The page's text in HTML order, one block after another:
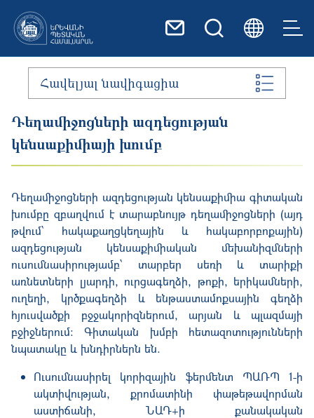
Հավելյալ նավիգացիա
Դեղամիջոցների ազդեցության
կենսաքիմիայի խումբ
Դեղամիջոցների ազդեցության կենսաքիմիա գիտական
խումբը զբաղվում է տարաբնույթ դեղամիջոցների (այդ
թվում՝ հակաքաղցկեղային և հակաբորբոքային)
ազդեցության կենսաքիմիական մեխանիզմների
ուսումնասիրությամբ՝ տարբեր սեռի և տարիքի
առնետների լյարդի, ուրցագեղձի, թոքի, երիկամների,
ուղեղի, կրծքագեղձի և ենթաստամոքսային գեղձի
հյուսվածքի բջջակորիզներում, արյան և պլազմայի
բջիջներում։ Գիտական խմբի հետազոտությունների
նպատակը և խնդիրներն են.
Ուսումնասիրել կորիզային ֆերմենտ ՊԱՌՊ 1-ի
ակտիվության, քրոմատինի փաթեթավորման
աստիճանի, ՆԱԴ+ի քանակական